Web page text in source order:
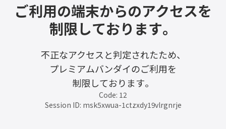
ご利用の端末からのアクセスを
制限しております。
不正なアクセスと判定されたため、
プレミアムバンダイのご利用を
制限しております。
Code: 12
Session ID: msk5xwua-1ctzxdy19vlrgnrje